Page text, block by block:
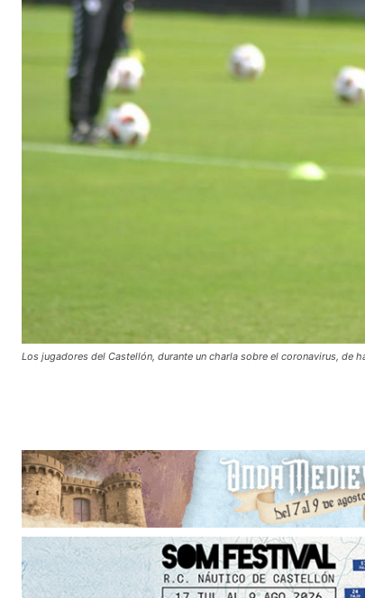
Los jugadores del Castellón, durante un charla sobre el coronavirus, de